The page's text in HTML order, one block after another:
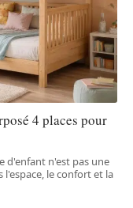
4 places pour
d'enfant n'est pas une
le confort et la